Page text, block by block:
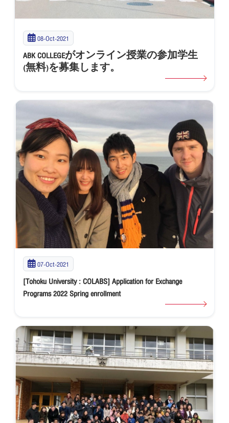
08-Oct-2021
ABK COLLEGEがオンライン授業の参加学生
(無料)を募集します。
07-Oct-2021
[Tohoku University : COLABS] Application for Exchange
Programs 2022 Spring enrollment